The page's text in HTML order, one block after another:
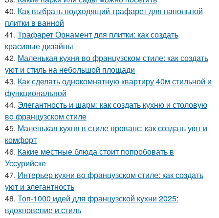
40. Как выбрать подходящий трафарет для напольной
плитки в ванной
41. Трафарет Орнамент для плитки: как создать
красивые дизайны
42. Маленькая кухня во французском стиле: как создать
уют и стиль на небольшой площади
43. Как сделать однокомнатную квартиру 40м стильной и
функциональной
44. Элегантность и шарм: как создать кухню и столовую
во французском стиле
45. Маленькая кухня в стиле прованс: как создать уют и
комфорт
46. Какие местные блюда стоит попробовать в
Уссурийске
47. Интерьер кухни во французском стиле: как создать
уют и элегантность
48. Топ-1000 идей для французской кухни 2025:
вдохновение и стиль